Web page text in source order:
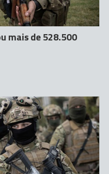
mais de 528.500